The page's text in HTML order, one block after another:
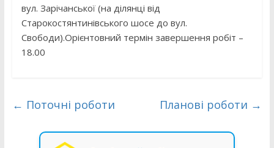
вул. Зарічанської (на ділянці від
Старокостянтинівського шосе до вул.
Свободи).Орієнтовний термін завершення робіт –
18.00
← Поточні роботи Планові роботи →